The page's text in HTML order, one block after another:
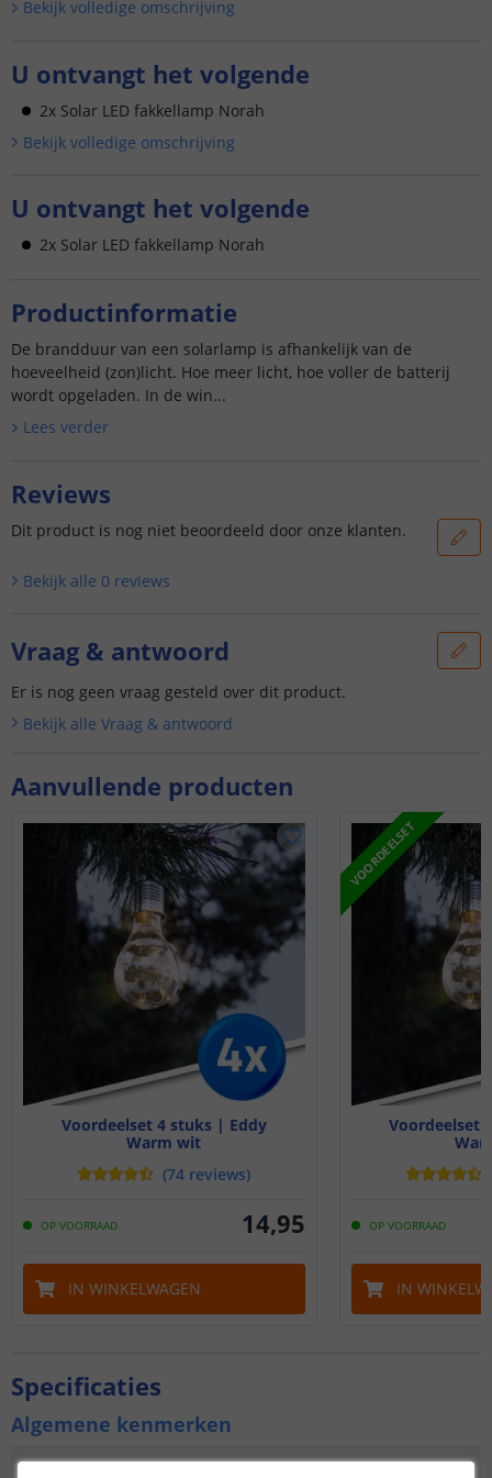
Bekijk volledige omschrijving
U ontvangt het volgende
2x Solar LED fakkellamp Norah
Bekijk volledige omschrijving
U ontvangt het volgende
2x Solar LED fakkellamp Norah
Productinformatie
De brandduur van een solarlamp is afhankelijk van de
hoeveelheid (zon)licht. Hoe meer licht, hoe voller de batterij
wordt opgeladen. In de win...
Lees verder
Aanvullende producten
Voordeelset 4 stuks | Eddy
Warm wit
(74 reviews)
OP VOORRAAD 14,95
IN WINKELWAGEN
VOORDEELSET
Voordeelset
OP VOORRAAD
IN
Reviews
Dit product is nog niet beoordeeld door onze klanten.
Bekijk alle 0 reviews
Vraag & antwoord
Er is nog geen vraag gesteld over dit product.
Bekijk alle Vraag & antwoord
Specificaties
Algemene kenmerken
Type Priklamp